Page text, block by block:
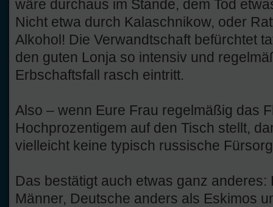
wäre durchaus im Stande, dem Tod
Nicht etwa durch Kalaschnikow, oder
Alkohol! Die Verwandtschaft befürchtet
den guten Lonja so intensiv und
Erbschaftsfall rasch eintritt.
Also – wenn Eure Frau regelmäßig das
Hochprozentigem auf den Tisch stellt,
vielleicht keine typisch russische
Das bestätigt auch etwas ganz
Männer, Deutsche anders als Eskimos